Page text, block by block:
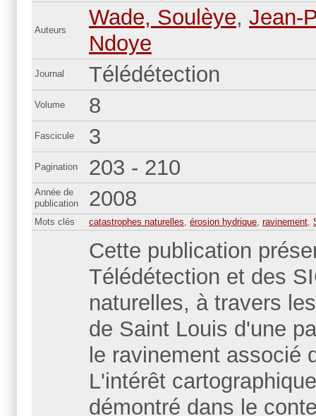
Auteurs
Wade, Soulèye, Jean-
Ndoye
Journal Télédétection
Volume 8
Fascicule 3
Pagination 203 - 210
Année de
publication
2008
Mots clés catastrophes naturelles, érosion hydrique, ravinement,
Cette publication
Télédétection et des
naturelles, à travers
de Saint Louis d'une
le ravinement associé
L'intérêt
démontré dans le